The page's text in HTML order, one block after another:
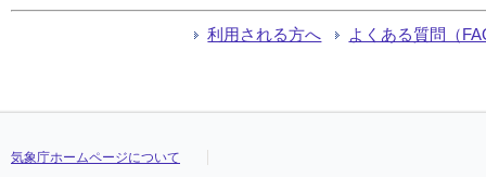
利用される方へ よくある質問（
気象庁ホームページについて